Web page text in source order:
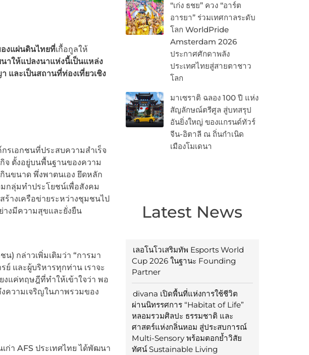
“เก่ง ธชย” ควง “อาร์ต
อารยา” ร่วมเทศกาลระดับ
โลก WorldPride
Amsterdam 2026
ประกาศศักดาพลัง
ประเทศไทยสู่สายตาชาว
โลก
มาเซราติ ฉลอง 100 ปี แห่ง
สัญลักษณ์ตรีศูล สู่บทสรุป
อันยิ่งใหญ่ ของแกรนด์ทัวร์
จีน-อิตาลี ณ ถิ่นกำเนิด
เมืองโมเดนา
Latest News
เลอโนโวเสริมทัพ Esports World
Cup 2026 ในฐานะ Founding
Partner
divana เปิดพื้นที่แห่งการใช้ชีวิต
ผ่านนิทรรศการ “Habitat of Life”
หลอมรวมศิลปะ ธรรมชาติ และ
ศาสตร์แห่งกลิ่นหอม สู่ประสบการณ์
Multi-Sensory พร้อมตอกย้ำวิสัย
ทัศน์ Sustainable Living
งแผ่นดินไทยที่เกื้อกูลให้
าให้แปลงนาแห่งนี้เป็นแหล่ง
ละเป็นสถานที่ท่องเที่ยวเชิง
รเอกชนที่ประสบความสำเร็จ
จ ตั้งอยู่บนพื้นฐานของความ
นขนาด พึ่งพาตนเอง ยึดหลัก
กลุ่มทำประโยชน์เพื่อสังคม
างเครือข่ายระหว่างชุมชนไป
างมีความสุขและยั่งยืน
) กล่าวเพิ่มเติมว่า “การมา
ย์ และผู้บริหารทุกท่าน เราจะ
งแค่ทฤษฎีที่ทำให้เข้าใจว่า พอ
ความเจริญในภาพรวมของ
ก่า AFS ประเทศไทย ได้พัฒนา